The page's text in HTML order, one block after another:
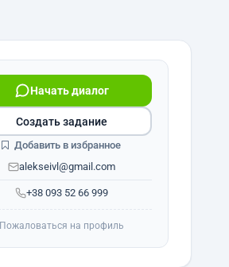
+38 093 52 66 999
Начать диалог
alekseivl@gmail.com
Создать задание
Добавить в избранное
Пожаловаться на профиль